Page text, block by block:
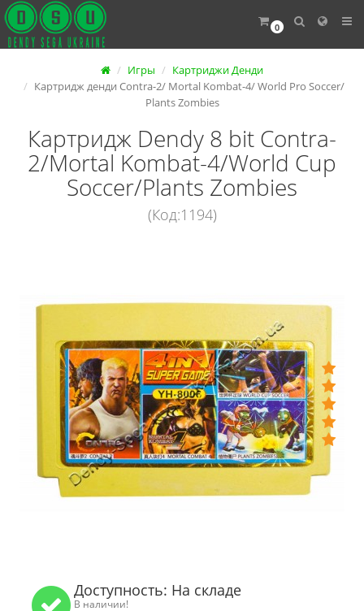
0
Игры
Картриджи Денди
Картридж денди Contra-2/ Mortal Kombat-4/ World Pro Soccer/
Plants Zombies
Картридж Dendy 8 bit Contra-
2/Mortal Kombat-4/World Cup
Soccer/Plants Zombies
(Код:1194)
Доступность: На складе
В наличии!